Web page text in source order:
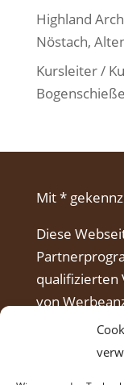
Highland
Nöstach,
Kursleiter /
Mit *
Diese
qualifizierten
von